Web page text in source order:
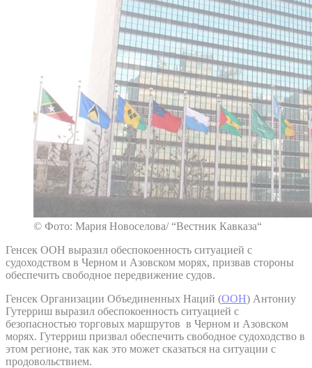
© Фото: Мария Новоселова/ “Вестник Кавказа“
Генсек ООН выразил обеспокоенность ситуацией с
судоходством в Черном и Азовском морях, призвав стороны
обеспечить свободное передвижение судов.
Генсек Организации Объединенных Наций (ООН) Антониу
Гутерриш выразил обеспокоенность ситуацией с
безопасностью торговых маршрутов в Черном и Азовском
морях. Гутерриш призвал обеспечить свободное судоходство в
этом регионе, так как это может сказаться на ситуации с
продовольствием.